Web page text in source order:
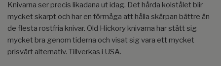
Knivarna ser precis likadana ut idag. Det hårda kolstålet blir
mycket skarpt och har en förmåga att hålla skärpan bättre än
de flesta rostfria knivar. Old Hickory knivarna har stått sig
mycket bra genom tiderna och visat sig vara ett mycket
prisvärt alternativ. Tillverkas i USA.